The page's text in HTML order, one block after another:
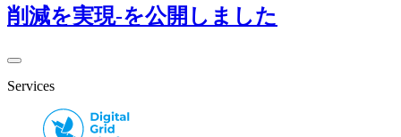
削減を実現-を公開しました
Services